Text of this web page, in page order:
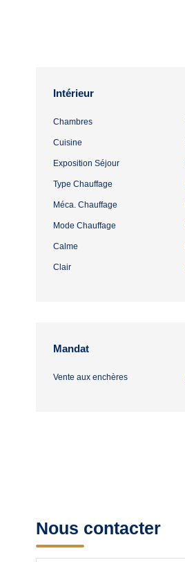
Intérieur
Chambres
Cuisine
Exposition Séjour
Type Chauffage
Méca. Chauffage
Mode Chauffage
Calme
Clair
Mandat
Vente aux enchères
Nous contacter